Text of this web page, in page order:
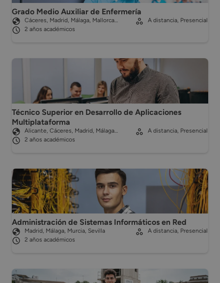
Grado Medio Auxiliar de Enfermería
Cáceres, Madrid, Málaga, Mallorca…
2 años académicos
A distancia, Presencial
Técnico Superior en Desarrollo de Aplicaciones
Multiplataforma
Alicante, Cáceres, Madrid, Málaga…
2 años académicos
A distancia, Presencial
Administración de Sistemas Informáticos en Red
Madrid, Málaga, Murcia, Sevilla
2 años académicos
A distancia, Presencial